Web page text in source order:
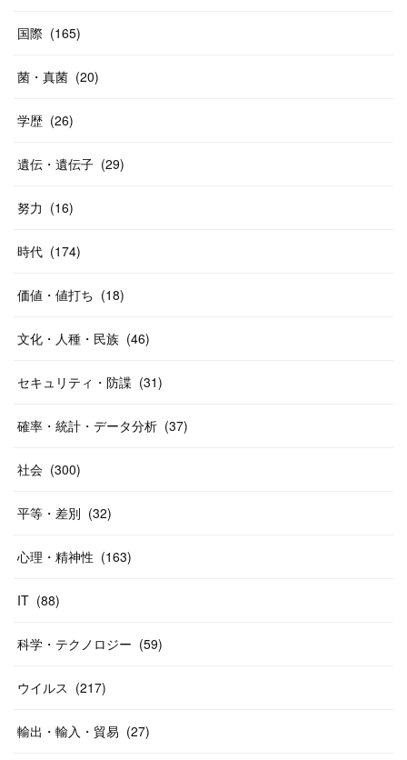
国際 (165)
菌・真菌 (20)
学歴 (26)
遺伝・遺伝子 (29)
努力 (16)
時代 (174)
価値・値打ち (18)
文化・人種・民族 (46)
セキュリティ・防諜 (31)
確率・統計・データ分析 (37)
社会 (300)
平等・差別 (32)
心理・精神性 (163)
IT (88)
科学・テクノロジー (59)
ウイルス (217)
輸出・輸入・貿易 (27)